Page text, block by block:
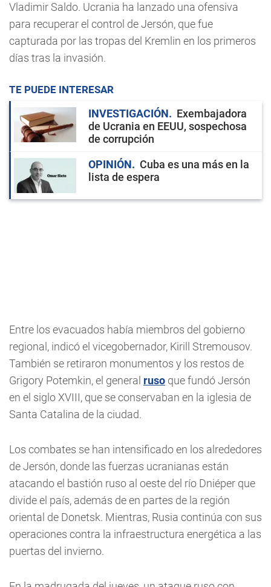
Vladimir Saldo. Ucrania ha lanzado una ofensiva
para recuperar el control de Jersón, que fue
capturada por las tropas del Kremlin en los primeros
días tras la invasión.
TE PUEDE INTERESAR
INVESTIGACIÓN
Exembajadora
de Ucrania en EEUU, sospechosa
de corrupción
OPINIÓN
Cuba es una más en la
lista de espera
Entre los evacuados había miembros del gobierno
regional, indicó el vicegobernador, Kirill Stremousov.
También se retiraron monumentos y los restos de
Grigory Potemkin, el general ruso que fundó Jersón
en el siglo XVIII, que se conservaban en la iglesia de
Santa Catalina de la ciudad.
Los combates se han intensificado en los alrededores
de Jersón, donde las fuerzas ucranianas están
atacando el bastión ruso al oeste del río Dniéper que
divide el país, además de en partes de la región
oriental de Donetsk. Mientras, Rusia continúa con sus
operaciones contra la infraestructura energética a las
puertas del invierno.